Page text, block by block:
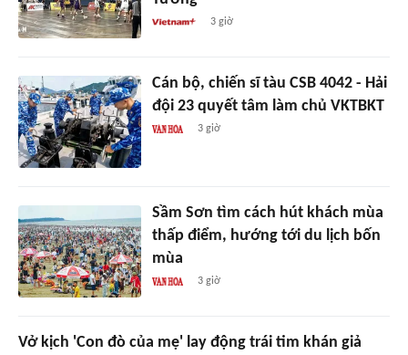
3 giờ
Cán bộ, chiến sĩ tàu CSB 4042 - Hải
đội 23 quyết tâm làm chủ VKTBKT
3 giờ
Sầm Sơn tìm cách hút khách mùa
thấp điểm, hướng tới du lịch bốn
mùa
3 giờ
Vở kịch 'Con đò của mẹ' lay động trái tim khán giả